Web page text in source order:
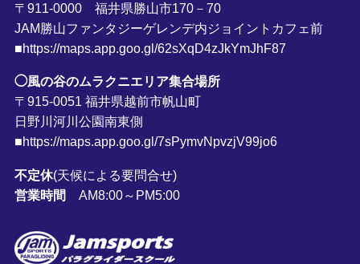
〒911-0000 福井県勝山市170－70
JAM勝山ファンタジーゲレンデ内ジョイントカフェ前
■https://maps.app.goo.gl/62sXqD4zJkYmJhF87
◯風の谷のムラクニエリア集合場所
〒915-0051 福井県越前市帆山町
日野川河川公園南東側
■https://maps.app.goo.gl/7sPymvNpvzjV99jo6
不定休(天候による要問合せ)
営業時間
AM8:00～PM5:00